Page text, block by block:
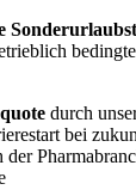
durch
bei